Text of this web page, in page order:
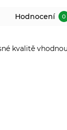
Hodnocení 0
kvalitě